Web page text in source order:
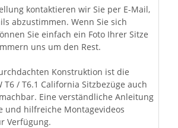
kontaktieren wir Sie per E-Mail,
abzustimmen. Wenn Sie sich
Sie einfach ein Foto Ihrer Sitze
uns um den Rest.
Konstruktion ist die
T6 / T6.1 California Sitzbezüge auch
Eine verständliche Anleitung
und hilfreiche Montagevideos
Verfügung.